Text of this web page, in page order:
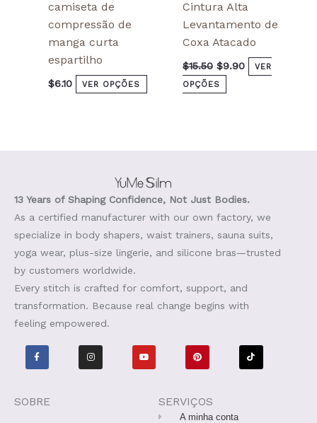
camiseta de
compressão de
manga curta
espartilho
$6.10 VER OPÇÕES
Cintura Alta
Levantamento de
Coxa Atacado
$15.50 $9.90
VER
OPÇÕES
13 Years of Shaping Confidence, Not Just Bodies.
As a certified manufacturer with our own factory, we
specialize in body shapers, waist trainers, sauna suits,
yoga wear, plus-size lingerie, and silicone bras—trusted
by customers worldwide.
Every stitch is crafted for comfort, support, and
transformation. Because real change begins with
feeling empowered.
F
a
c
e
o
k
I
n
s
t
Y
o
u
t
P
i
n
t
e
s
t
T
i
k
t
SOBRE SERVIÇOS
A minha conta